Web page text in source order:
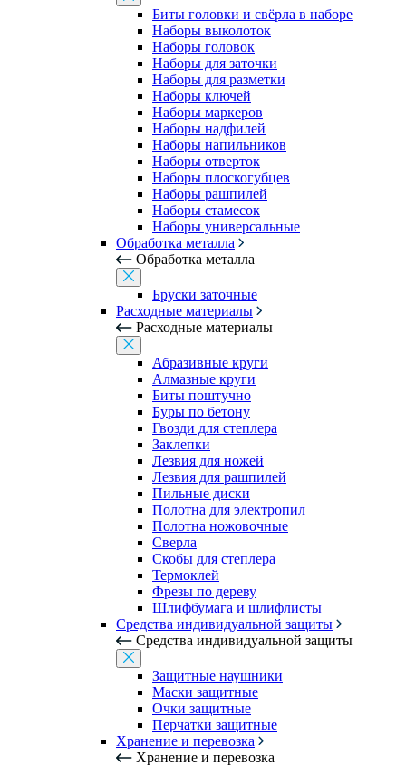
Биты головки и свёрла в наборе
Наборы выколоток
Наборы головок
Наборы для заточки
Наборы для разметки
Наборы ключей
Наборы маркеров
Наборы надфилей
Наборы напильников
Наборы отверток
Наборы плоскогубцев
Наборы рашпилей
Наборы стамесок
Наборы универсальные
Обработка металла
Обработка металла
Бруски заточные
Расходные материалы
Расходные материалы
Абразивные круги
Алмазные круги
Биты поштучно
Буры по бетону
Гвозди для степлера
Заклепки
Лезвия для ножей
Лезвия для рашпилей
Пильные диски
Полотна для электропил
Полотна ножовочные
Сверла
Скобы для степлера
Термоклей
Фрезы по дереву
Шлифбумага и шлифлисты
Средства индивидуальной защиты
Средства индивидуальной защиты
Защитные наушники
Маски защитные
Очки защитные
Перчатки защитные
Хранение и перевозка
Хранение и перевозка